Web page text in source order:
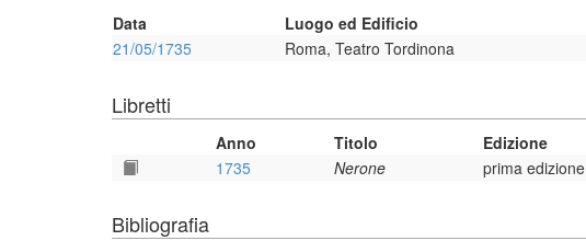
Data Luogo ed Edificio
21/05/1735
Roma, Teatro Tordinona
Libretti
Anno Titolo Edizione
1735
Nerone prima edizione
Bibliografia